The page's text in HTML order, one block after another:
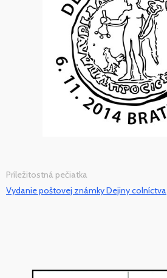
Príležitostná pečiatka
Vydanie poštovej známky Dejiny colníctva